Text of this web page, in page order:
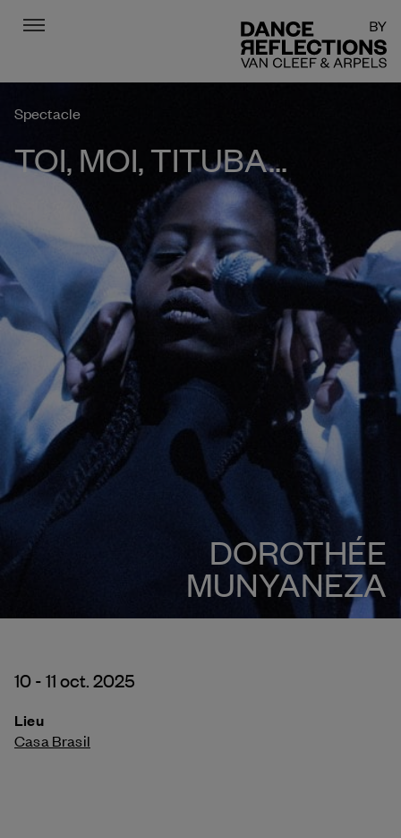
Menu
Spectacle
TOI, MOI, TITUBA…
DOROTHÉE
MUNYANEZA
10 - 11 oct. 2025
Lieu
Casa Brasil